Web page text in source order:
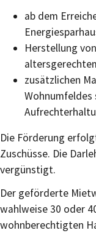
ab dem
Herstellung
zusätzlichen
Wohnumfeldes
Die Förderung
Zuschüsse. Die
vergünstigt.
Der geförderte
wahlweise 30 oder
wohnberechtigten